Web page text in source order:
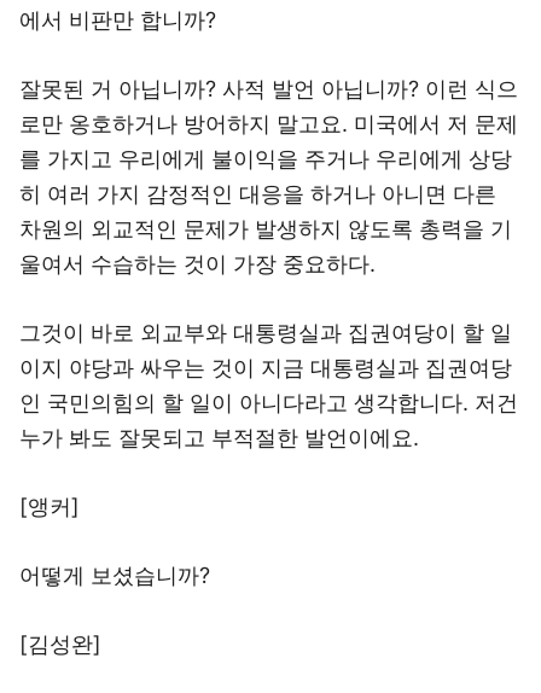
에서 비판만 합니까?
잘못된 거 아닙니까? 사적 발언 아닙니까? 이런 식으
로만 옹호하거나 방어하지 말고요. 미국에서 저 문제
를 가지고 우리에게 불이익을 주거나 우리에게 상당
히 여러 가지 감정적인 대응을 하거나 아니면 다른
차원의 외교적인 문제가 발생하지 않도록 총력을 기
울여서 수습하는 것이 가장 중요하다.
그것이 바로 외교부와 대통령실과 집권여당이 할 일
이지 야당과 싸우는 것이 지금 대통령실과 집권여당
인 국민의힘의 할 일이 아니다라고 생각합니다. 저건
누가 봐도 잘못되고 부적절한 발언이에요.
[앵커]
어떻게 보셨습니까?
[김성완]